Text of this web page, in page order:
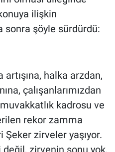
ilişkin
sonra şöyle sürdürdü:
artışına, halka arzdan,
çalışanlarımızdan
kadrosu ve
rekor zamma
Şeker zirveler yaşıyor.